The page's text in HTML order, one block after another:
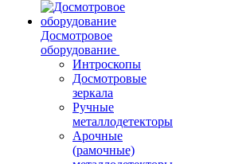
Досмотровое
оборудование
Интроскопы
Досмотровые
зеркала
Ручные
металлодетекторы
Арочные
(рамочные)